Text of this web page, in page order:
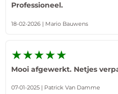
Professioneel.
18-02-2026 | Mario Bauwens
★★★★★
Mooi afgewerkt. Netjes
07-01-2025 | Patrick Van Damme